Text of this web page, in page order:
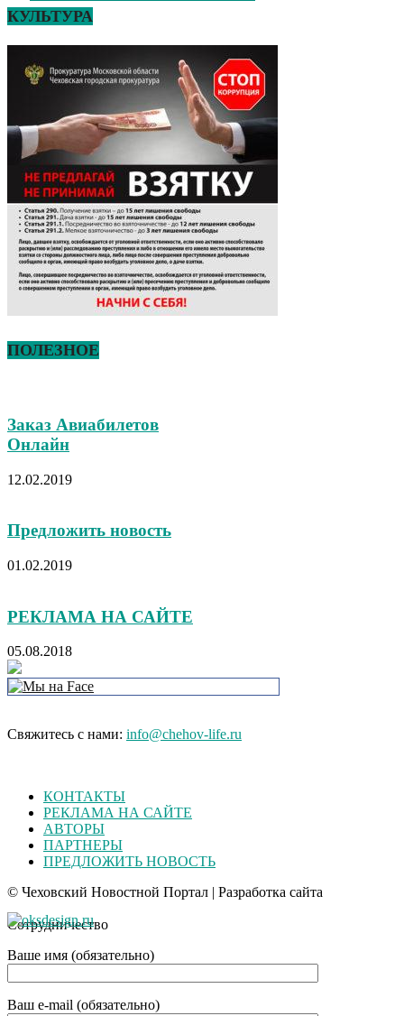
КУЛЬТУРА
ПОЛЕЗНОЕ
Заказ Авиабилетов
Онлайн
12.02.2019
Предложить новость
01.02.2019
РЕКЛАМА НА САЙТЕ
05.08.2018
Свяжитесь с нами: info@chehov-life.ru
КОНТАКТЫ
РЕКЛАМА НА САЙТЕ
АВТОРЫ
ПАРТНЕРЫ
ПРЕДЛОЖИТЬ НОВОСТЬ
© Чеховский Новостной Портал | Разработка сайта
Сотрудничество
Ваше имя (обязательно)
Ваш e-mail (обязательно)